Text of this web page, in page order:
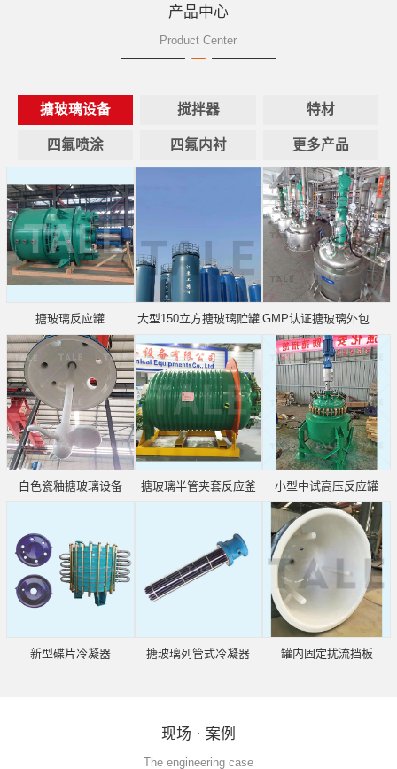
产品中心
Product Center
搪玻璃设备 搅拌器 特材
四氟喷涂 四氟内衬 更多产品
搪玻璃反应罐 大型150立方搪玻璃贮罐
白色瓷釉搪玻璃设备 搪玻璃半管夹套反应釜 小型中试高压反应罐
新型碟片冷凝器 搪玻璃列管式冷凝器 罐内固定扰流挡板
现场 · 案例
The engineering case